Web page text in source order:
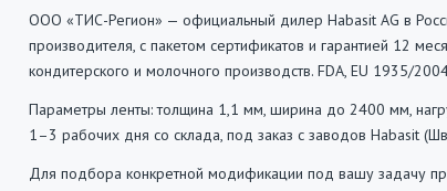
ООО «ТИС-Регион» — официальный дилер Habasit AG в
производителя, с пакетом сертификатов и гарантией 12
кондитерского и молочного производств. FDA, EU 1935/
Параметры ленты: толщина 1,1 мм, ширина до 2400 мм,
1–3 рабочих дня со склада, под заказ с заводов Habasit
Для подбора конкретной модификации под вашу задачу